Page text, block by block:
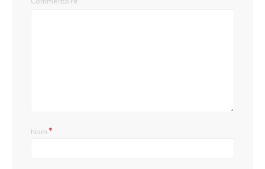
Nom*